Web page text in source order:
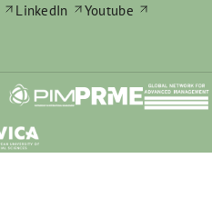
LinkedIn Youtube